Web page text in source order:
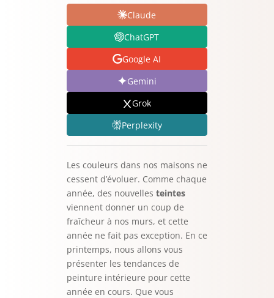
Claude
ChatGPT
Google AI
Gemini
Grok
Perplexity
Les couleurs dans nos maisons ne
cessent d’évoluer. Comme chaque
année, des nouvelles teintes
viennent donner un coup de
fraîcheur à nos murs, et cette
année ne fait pas exception. En ce
printemps, nous allons vous
présenter les tendances de
peinture intérieure pour cette
année en cours. Que vous